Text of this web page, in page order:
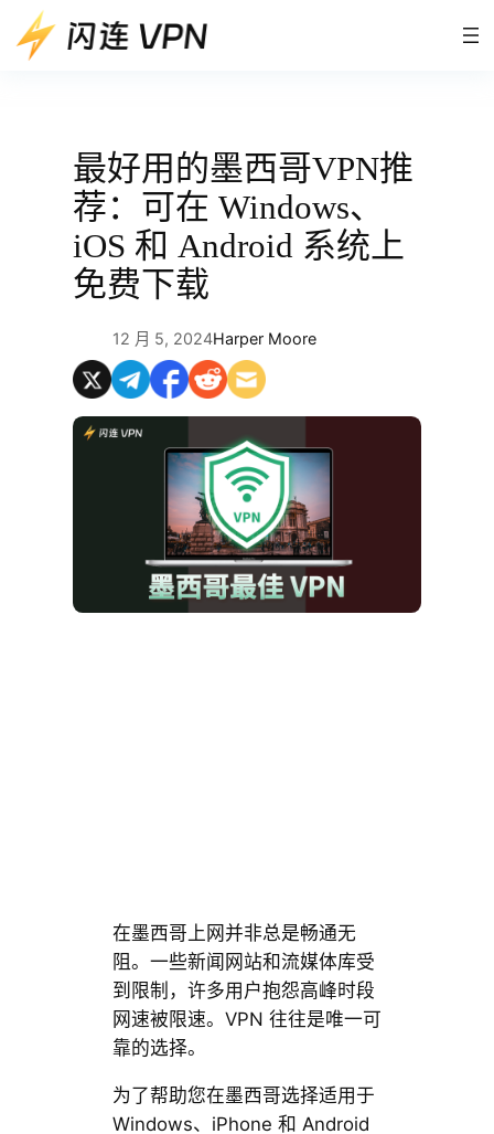
至
最好用的墨西哥VPN推
荐：可在 Windows、
iOS 和 Android 系统上
免费下载
12 月 5, 2024Harper Moore
在墨西哥上网并非总是畅通无
阻。一些新闻网站和流媒体库受
到限制，许多用户抱怨高峰时段
网速被限速。VPN 往往是唯一可
靠的选择。
为了帮助您在墨西哥选择适用于
Windows、iPhone 和 Android